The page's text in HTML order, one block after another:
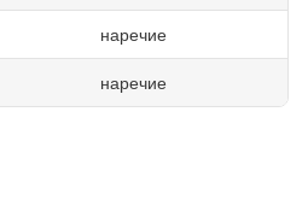
наречие
наречие